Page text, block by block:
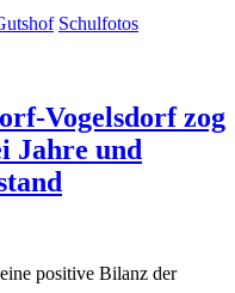
Schulfotos
Vogelsdorf zog
Jahre und
positive Bilanz der